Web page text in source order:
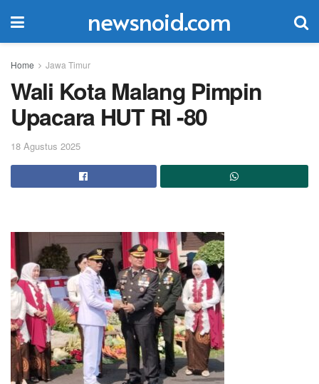
newsnoid.com
Home Jawa Timur
Wali Kota Malang Pimpin
Upacara HUT RI -80
18 Agustus 2025